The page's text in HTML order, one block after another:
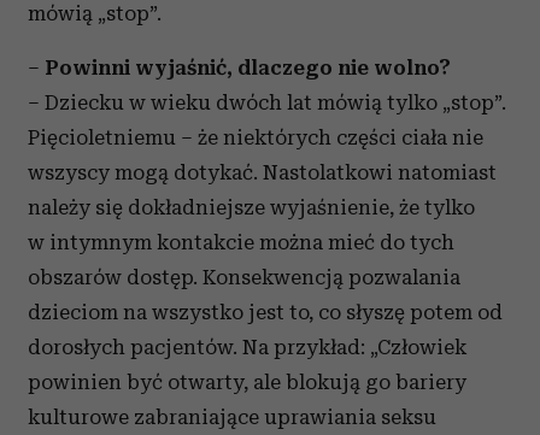
mówią „stop”.
– Powinni wyjaśnić, dlaczego nie wolno?
– Dziecku w wieku dwóch lat mówią tylko „stop”.
Pięcioletniemu – że niektórych części ciała nie
wszyscy mogą dotykać. Nastolatkowi natomiast
należy się dokładniejsze wyjaśnienie, że tylko
w intymnym kontakcie można mieć do tych
obszarów dostęp. Konsekwencją pozwalania
dzieciom na wszystko jest to, co słyszę potem od
dorosłych pacjentów. Na przykład: „Człowiek
powinien być otwarty, ale blokują go bariery
kulturowe zabraniające uprawiania seksu